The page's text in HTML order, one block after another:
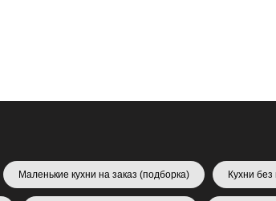
Маленькие кухни на заказ (подборка) Кухни